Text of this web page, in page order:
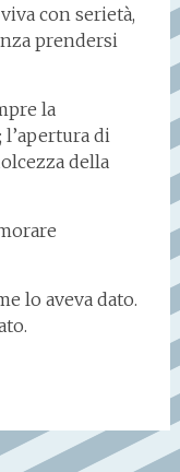
con serietà,
prendersi
la
l’apertura di
della
lo aveva dato.